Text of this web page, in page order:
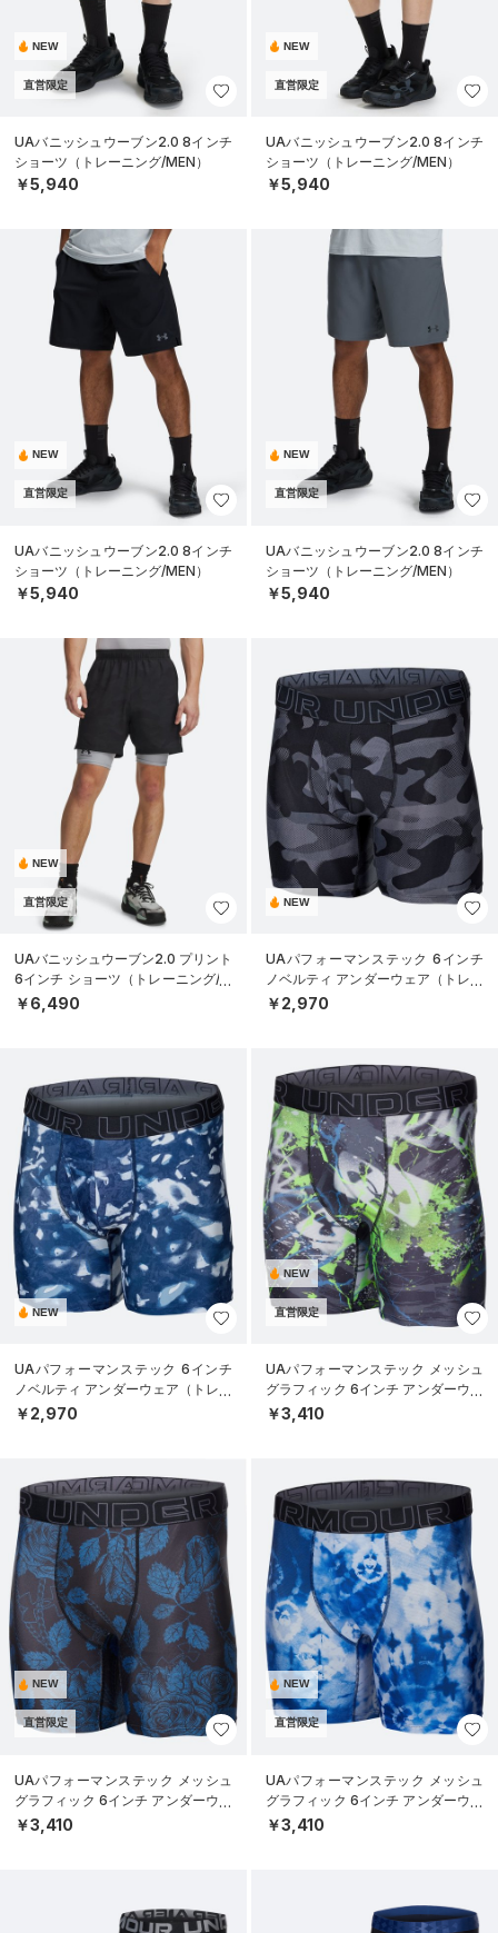
NEW
直営限定
UAバニッシュウーブン2.0 8インチ
ショーツ（トレーニング/MEN）
￥5,940
NEW
直営限定
UAバニッシュウーブン2.0 8インチ
ショーツ（トレーニング/MEN）
￥5,940
NEW
直営限定
UAバニッシュウーブン2.0 8インチ
ショーツ（トレーニング/MEN）
￥5,940
NEW
直営限定
UAバニッシュウーブン2.0 8インチ
ショーツ（トレーニング/MEN）
￥5,940
NEW
直営限定
UAバニッシュウーブン2.0 プリント
6インチ ショーツ（トレーニング/M
EN）
￥6,490
NEW
UAパフォーマンステック 6インチ
ノベルティ アンダーウェア（トレー
ニング/MEN）
￥2,970
NEW
UAパフォーマンステック 6インチ
ノベルティ アンダーウェア（トレー
ニング/MEN）
￥2,970
NEW
直営限定
UAパフォーマンステック メッシュ
グラフィック 6インチ アンダーウェ
ア（トレーニング/MEN）
￥3,410
NEW
直営限定
UAパフォーマンステック メッシュ
グラフィック 6インチ アンダーウェ
ア（トレーニング/MEN）
￥3,410
NEW
直営限定
UAパフォーマンステック メッシュ
グラフィック 6インチ アンダーウェ
ア（トレーニング/MEN）
￥3,410